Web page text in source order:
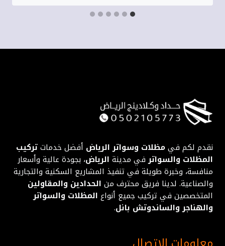
نقدم لكم فيمظلات وسواتر الرياض أفضل خدماتتركيب
المظلات والسواترفي مدينة الرياض، بجودة عالية وأسعار
منافسة، وخبرة طويلة في تنفيذ المشاريع السكنية والتجارية
والصناعية. لدينا فريق محترف من الحدادين والمقاولين
المتخصصين في تركيب جميع أنواع المظلات والسواتر
والهناجر والساندوتش بانل.